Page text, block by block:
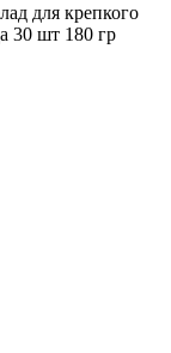
для крепкого
30 шт 180 гр